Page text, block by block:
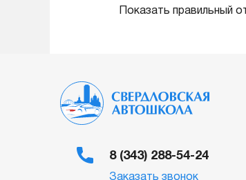
Показать правильный
8 (343) 288-54-24
Заказать звонок